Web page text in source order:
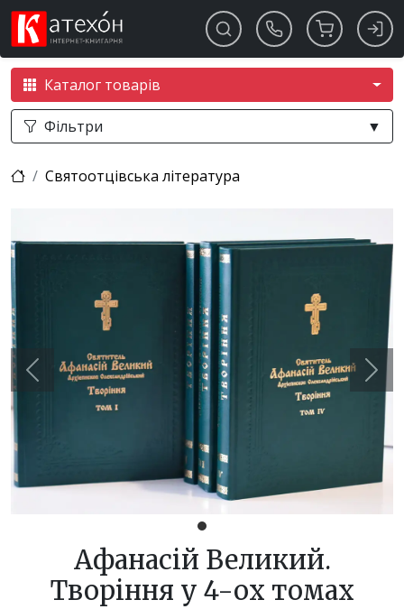
Каталог товарів
Фільтри ▼
Святоотцівська література
Previous Next
Афанасій Великий.
Творіння у 4-ох томах